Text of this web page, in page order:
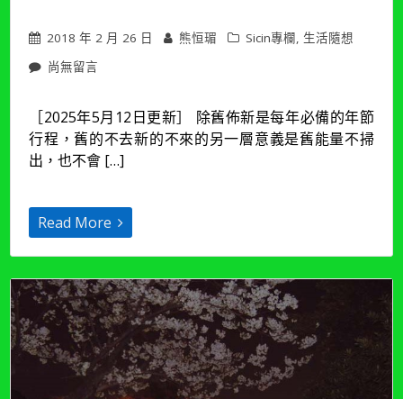
月
更
2018 年 2 月 26 日 熊恒瑂 Sicin專欄, 生活隨想
在
沙
發
生
入
極
活
8：
清
理
是
尚無留言
［2025年5月12日更新］ 除舊佈新是每年必備的年節
行程，舊的不去新的不來的另一層意義是舊能量不掃
出，也不會 […]
Read More